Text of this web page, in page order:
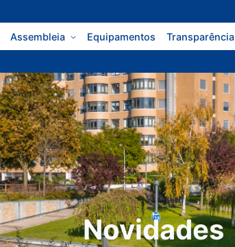
Assembleia Equipamentos Transparência
Novidades